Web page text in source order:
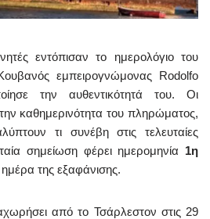
εντόπισαν το ημερολόγιο του
εμπειρογνώμονας Rodolfo
την αυθεντικότητά του. Οι
καθημερινότητα του πληρώματος,
τι συνέβη στις τελευταίες
σημείωση φέρει ημερομηνία 1η
της εξαφάνισης.
από το Τσάρλεστον στις 29